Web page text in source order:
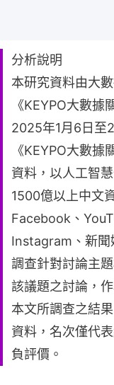
分析說明
本研究資料由大
《KEYPO大數
2025年1月6日至
《KEYPO大數
資料，以人工智
1500億以上中文
Facebook、
Instagram、新聞
調查針對討論主
該議題之討論，
本文所調查之結
資料，名次僅代
負評價。